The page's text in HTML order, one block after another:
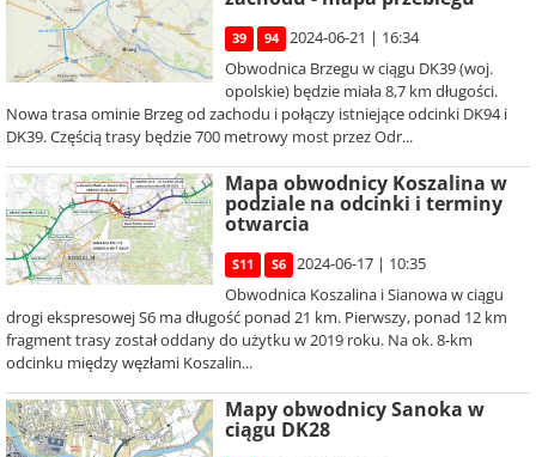
39 94
2024-06-21 | 16:34
Obwodnica Brzegu w ciągu DK39 (woj.
opolskie) będzie miała 8,7 km długości.
Nowa trasa ominie Brzeg od zachodu i połączy istniejące odcinki DK94 i
DK39. Częścią trasy będzie 700 metrowy most przez Odr...
Mapa obwodnicy Koszalina w
podziale na odcinki i terminy
otwarcia
S11 S6
2024-06-17 | 10:35
Obwodnica Koszalina i Sianowa w ciągu
drogi ekspresowej S6 ma długość ponad 21 km. Pierwszy, ponad 12 km
fragment trasy został oddany do użytku w 2019 roku. Na ok. 8-km
odcinku między węzłami Koszalin...
Mapy obwodnicy Sanoka w
ciągu DK28